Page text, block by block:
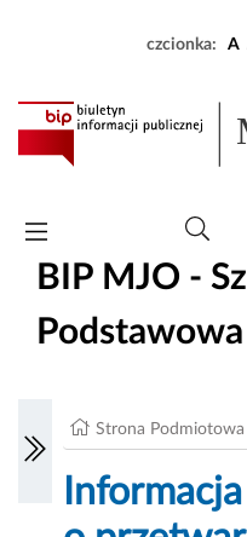
czcionka: A
BIP MJO -
Strona Podmiotowa